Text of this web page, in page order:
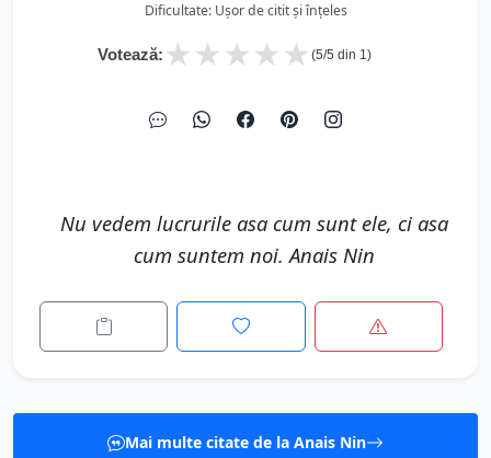
Dificultate: Ușor de citit și înțeles
Votează: ★
★
★
★
★ (5/5 din 1)
Nu vedem lucrurile asa cum sunt ele, ci asa
cum suntem noi. Anais Nin
Mai multe citate de la Anais Nin